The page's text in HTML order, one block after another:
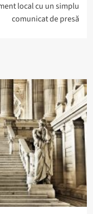
local cu un simplu
comunicat de presă